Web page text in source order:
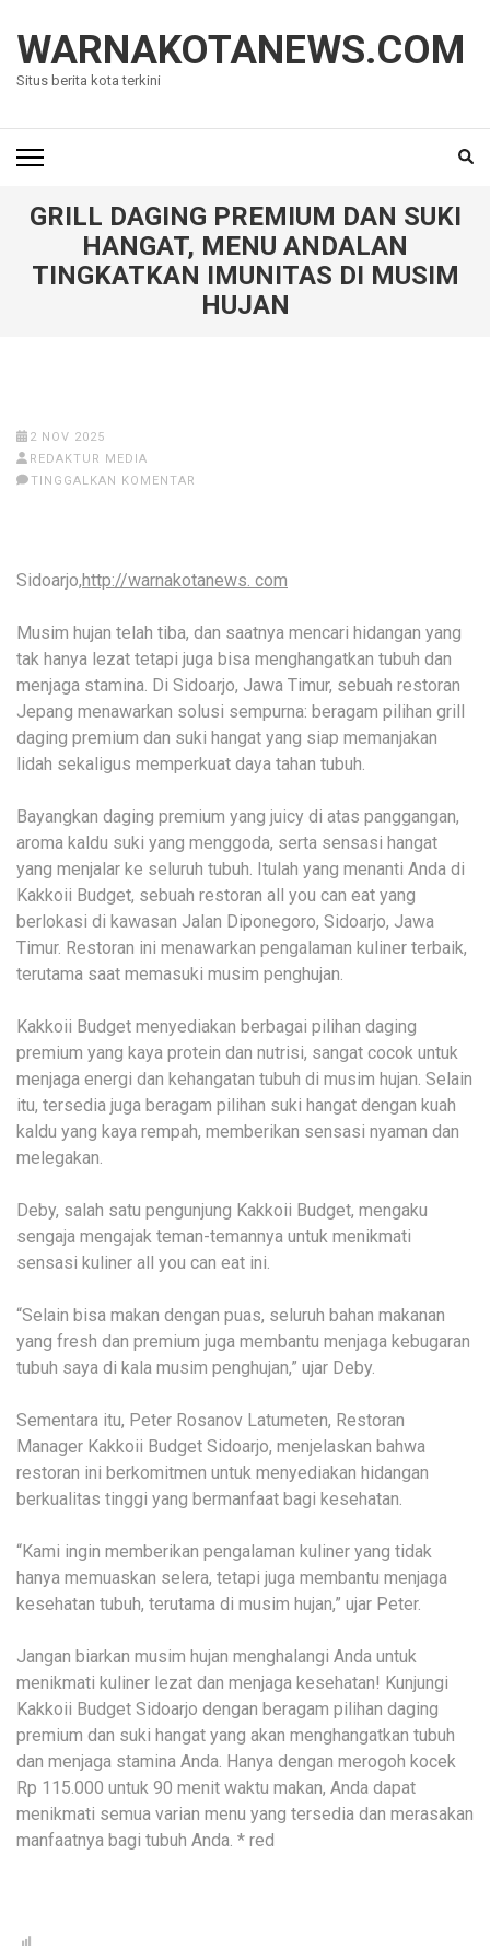
konten
(Tekan
WARNAKOTANEWS.COM
Situs berita kota terkini
GRILL DAGING PREMIUM DAN SUKI
HANGAT, MENU ANDALAN
TINGKATKAN IMUNITAS DI MUSIM
HUJAN
2 NOV 2025
REDAKTUR MEDIA
TINGGALKAN KOMENTAR
Sidoarjo,http://warnakotanews. com
Musim hujan telah tiba, dan saatnya mencari hidangan yang
tak hanya lezat tetapi juga bisa menghangatkan tubuh dan
menjaga stamina. Di Sidoarjo, Jawa Timur, sebuah restoran
Jepang menawarkan solusi sempurna: beragam pilihan grill
daging premium dan suki hangat yang siap memanjakan
lidah sekaligus memperkuat daya tahan tubuh.
Bayangkan daging premium yang juicy di atas panggangan,
aroma kaldu suki yang menggoda, serta sensasi hangat
yang menjalar ke seluruh tubuh. Itulah yang menanti Anda di
Kakkoii Budget, sebuah restoran all you can eat yang
berlokasi di kawasan Jalan Diponegoro, Sidoarjo, Jawa
Timur. Restoran ini menawarkan pengalaman kuliner terbaik,
terutama saat memasuki musim penghujan.
Kakkoii Budget menyediakan berbagai pilihan daging
premium yang kaya protein dan nutrisi, sangat cocok untuk
menjaga energi dan kehangatan tubuh di musim hujan. Selain
itu, tersedia juga beragam pilihan suki hangat dengan kuah
kaldu yang kaya rempah, memberikan sensasi nyaman dan
melegakan.
Deby, salah satu pengunjung Kakkoii Budget, mengaku
sengaja mengajak teman-temannya untuk menikmati
sensasi kuliner all you can eat ini.
“Selain bisa makan dengan puas, seluruh bahan makanan
yang fresh dan premium juga membantu menjaga kebugaran
tubuh saya di kala musim penghujan,” ujar Deby.
Sementara itu, Peter Rosanov Latumeten, Restoran
Manager Kakkoii Budget Sidoarjo, menjelaskan bahwa
restoran ini berkomitmen untuk menyediakan hidangan
berkualitas tinggi yang bermanfaat bagi kesehatan.
“Kami ingin memberikan pengalaman kuliner yang tidak
hanya memuaskan selera, tetapi juga membantu menjaga
kesehatan tubuh, terutama di musim hujan,” ujar Peter.
Jangan biarkan musim hujan menghalangi Anda untuk
menikmati kuliner lezat dan menjaga kesehatan! Kunjungi
Kakkoii Budget Sidoarjo dengan beragam pilihan daging
premium dan suki hangat yang akan menghangatkan tubuh
dan menjaga stamina Anda. Hanya dengan merogoh kocek
Rp 115.000 untuk 90 menit waktu makan, Anda dapat
menikmati semua varian menu yang tersedia dan merasakan
manfaatnya bagi tubuh Anda. * red